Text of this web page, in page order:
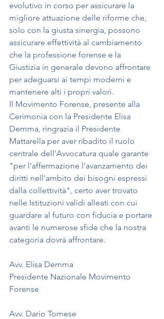
evolutivo in corso per assicurare la
migliore attuazione delle riforme che,
solo con la giusta sinergia, possono
assicurare effettività al cambiamento
che la professione forense e la
Giustizia in generale devono affrontare
per adeguarsi ai tempi moderni e
mantenere alti i propri valori.
Il Movimento Forense, presente alla
Cerimonia con la Presidente Elisa
Demma, ringrazia il Presidente
Mattarella per aver ribadito il ruolo
centrale dell'Avvocatura quale garante
"per l'affermazione l'avanzamento dei
diritti nell'ambito dei bisogni espressi
dalla collettività", certo aver trovato
nelle Istituzioni validi alleati con cui
guardare al futuro con fiducia e portare
avanti le numerose sfide che la nostra
categoria dovrà affrontare.
Avv. Elisa Demma
Presidente Nazionale Movimento
Forense
Avv. Dario Tornese